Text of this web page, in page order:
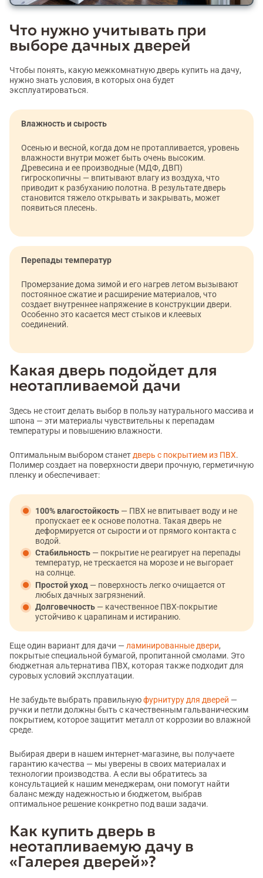
Что нужно учитывать при
выборе дачных дверей
Чтобы понять, какую межкомнатную дверь купить на дачу,
нужно знать условия, в которых она будет
эксплуатироваться.
Влажность и сырость
Осенью и весной, когда дом не протапливается, уровень
влажности внутри может быть очень высоким.
Древесина и ее производные (МДФ, ДВП)
гигроскопичны — впитывают влагу из воздуха, что
приводит к разбуханию полотна. В результате дверь
становится тяжело открывать и закрывать, может
появиться плесень.
Перепады температур
Промерзание дома зимой и его нагрев летом вызывают
постоянное сжатие и расширение материалов, что
создает внутреннее напряжение в конструкции двери.
Особенно это касается мест стыков и клеевых
соединений.
Какая дверь подойдет для
неотапливаемой дачи
Здесь не стоит делать выбор в пользу натурального массива и
шпона — эти материалы чувствительны к перепадам
температуры и повышению влажности.
Оптимальным выбором станет дверь с покрытием из ПВХ.
Полимер создает на поверхности двери прочную, герметичную
пленку и обеспечивает:
100% влагостойкость — ПВХ не впитывает воду и не
пропускает ее к основе полотна. Такая дверь не
деформируется от сырости и от прямого контакта с
водой.
Стабильность — покрытие не реагирует на перепады
температур, не трескается на морозе и не выгорает
на солнце.
Простой уход — поверхность легко очищается от
любых дачных загрязнений.
Долговечность — качественное ПВХ-покрытие
устойчиво к царапинам и истиранию.
Еще один вариант для дачи — ламинированные двери,
покрытые специальной бумагой, пропитанной смолами. Это
бюджетная альтернатива ПВХ, которая также подходит для
суровых условий эксплуатации.
Не забудьте выбрать правильнуюфурнитуру для дверей —
ручки и петли должны быть с качественным гальваническим
покрытием, которое защитит металл от коррозии во влажной
среде.
Выбирая двери в нашем интернет-магазине, вы получаете
гарантию качества — мы уверены в своих материалах и
технологии производства. А если вы обратитесь за
консультацией к нашим менеджерам, они помогут найти
баланс между надежностью и бюджетом, выбрав
оптимальное решение конкретно под ваши задачи.
Как купить дверь в
неотапливаемую дачу в
«Галерея дверей»?